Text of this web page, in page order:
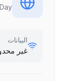
البيانات
غير